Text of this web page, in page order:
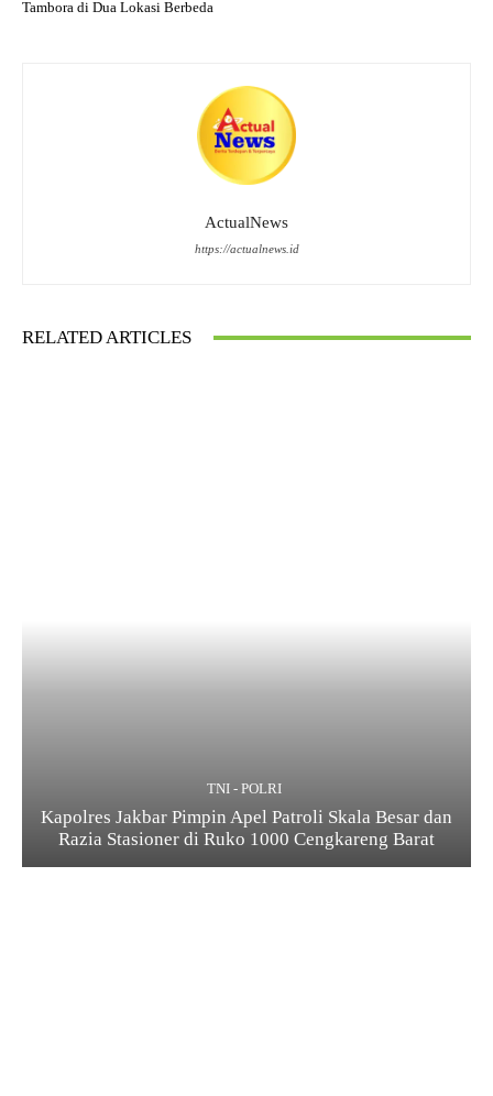
Tambora di Dua Lokasi Berbeda
ActualNews
https://actualnews.id
RELATED ARTICLES
TNI - POLRI
Kapolres Jakbar Pimpin Apel Patroli Skala Besar dan
Razia Stasioner di Ruko 1000 Cengkareng Barat